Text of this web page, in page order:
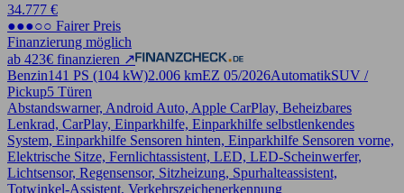
34.777 €
●●●○○ Fairer Preis
Finanzierung möglich
ab 423€ finanzieren ↗
Benzin141 PS (104 kW)2.006 kmEZ 05/2026AutomatikSUV /
Pickup5 Türen
Abstandswarner, Android Auto, Apple CarPlay, Beheizbares
Lenkrad, CarPlay, Einparkhilfe, Einparkhilfe selbstlenkendes
System, Einparkhilfe Sensoren hinten, Einparkhilfe Sensoren vorne,
Elektrische Sitze, Fernlichtassistent, LED, LED-Scheinwerfer,
Lichtsensor, Regensensor, Sitzheizung, Spurhalteassistent,
Totwinkel-Assistent, Verkehrszeichenerkennung